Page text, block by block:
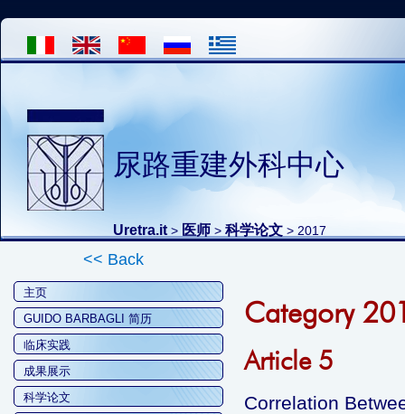
尿路重建外科中心
Uretra.it > 医师 > 科学论文 > 2017
<< Back
主页
GUIDO BARBAGLI 简历
临床实践
成果展示
科学论文
Category
Article 5
Correlation